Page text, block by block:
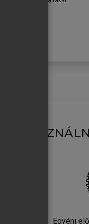
Egyéni